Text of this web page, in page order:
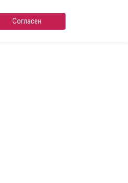
Согласен